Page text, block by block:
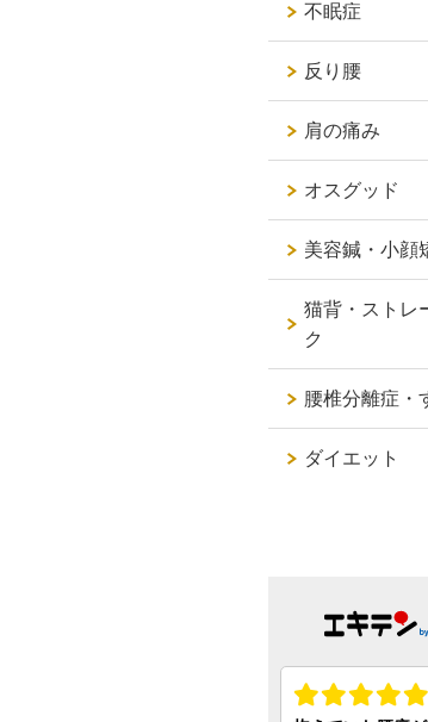
不眠症
反り腰
肩の痛み
オスグッド
美容鍼・小顔
猫背・ストレ
ク
腰椎分離症・
ダイエット